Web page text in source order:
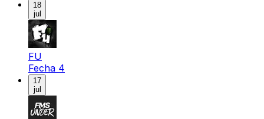
18
jul
FU
Fecha 4
17
jul